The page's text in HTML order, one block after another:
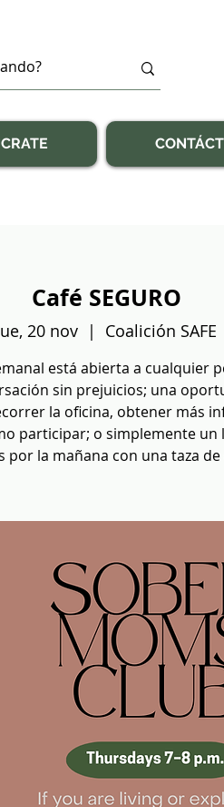
Café SEGURO
20 nov
  |
Coalición SAFE
está abierta a cualquier
sin prejuicios; una
la oficina, obtener más
participar; o simplemente
por la mañana con una taza de